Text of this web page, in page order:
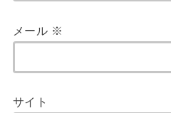
メール ※
サイト